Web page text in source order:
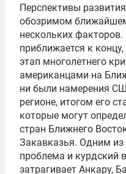
Перспективы
обозримом
нескольких
приближается к
этап многолетнего
американцами на
ни были намерения
регионе, итогом его
которые могут
стран Ближнего
Закавказья. Одним из
проблема и курдский
затрагивает Анкару,